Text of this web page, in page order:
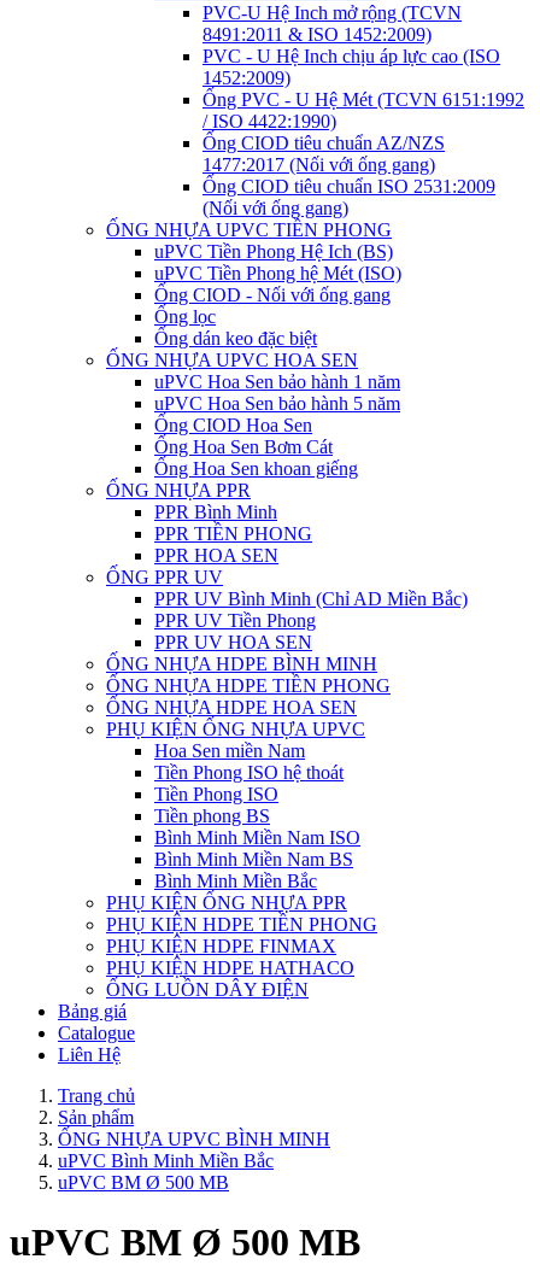
PVC-U Hệ Inch mở rộng (TCVN
8491:2011 & ISO 1452:2009)
PVC - U Hệ Inch chịu áp lực cao (ISO
1452:2009)
Ống PVC - U Hệ Mét (TCVN 6151:1992
/ ISO 4422:1990)
Ống CIOD tiêu chuẩn AZ/NZS
1477:2017 (Nối với ống gang)
Ống CIOD tiêu chuẩn ISO 2531:2009
(Nối với ống gang)
ỐNG NHỰA UPVC TIỀN PHONG
uPVC Tiền Phong Hệ Ich (BS)
uPVC Tiền Phong hệ Mét (ISO)
Ống CIOD - Nối với ống gang
Ống lọc
Ống dán keo đặc biệt
ỐNG NHỰA UPVC HOA SEN
uPVC Hoa Sen bảo hành 1 năm
uPVC Hoa Sen bảo hành 5 năm
Ống CIOD Hoa Sen
Ống Hoa Sen Bơm Cát
Ống Hoa Sen khoan giếng
ỐNG NHỰA PPR
PPR Bình Minh
PPR TIỀN PHONG
PPR HOA SEN
ỐNG PPR UV
PPR UV Bình Minh (Chỉ AD Miền Bắc)
PPR UV Tiền Phong
PPR UV HOA SEN
ỐNG NHỰA HDPE BÌNH MINH
ỐNG NHỰA HDPE TIỀN PHONG
ỐNG NHỰA HDPE HOA SEN
PHỤ KIỆN ỐNG NHỰA UPVC
Hoa Sen miền Nam
Tiền Phong ISO hệ thoát
Tiền Phong ISO
Tiền phong BS
Bình Minh Miền Nam ISO
Bình Minh Miền Nam BS
Bình Minh Miền Bắc
PHỤ KIỆN ỐNG NHỰA PPR
PHỤ KIỆN HDPE TIỀN PHONG
PHỤ KIỆN HDPE FINMAX
PHỤ KIỆN HDPE HATHACO
ỐNG LUỒN DÂY ĐIỆN
Bảng giá
Catalogue
Liên Hệ
Trang chủ
Sản phẩm
ỐNG NHỰA UPVC BÌNH MINH
uPVC Bình Minh Miền Bắc
uPVC BM Ø 500 MB
uPVC BM Ø 500 MB